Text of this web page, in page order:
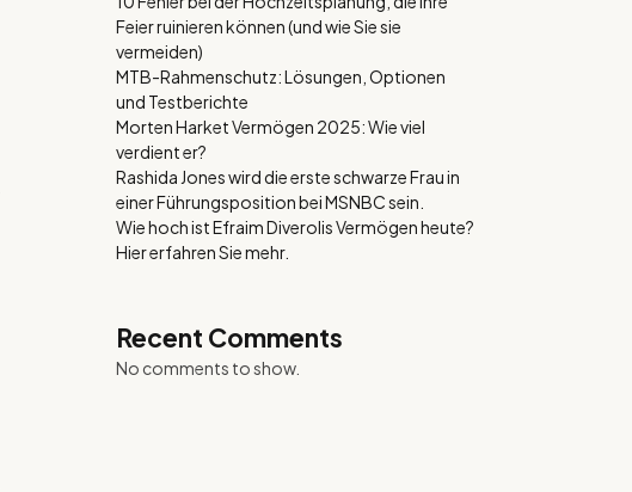
Feier ruinieren können (und wie Sie sie
vermeiden)
MTB-Rahmenschutz: Lösungen, Optionen
und Testberichte
Morten Harket Vermögen 2025: Wie viel
verdient er?
Rashida Jones wird die erste schwarze Frau in
einer Führungsposition bei MSNBC sein.
Wie hoch ist Efraim Diverolis Vermögen heute?
Hier erfahren Sie mehr.
Recent Comments
No comments to show.